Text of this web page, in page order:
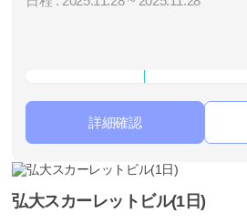
詳細確認
弘大スカーレットビル(1日)